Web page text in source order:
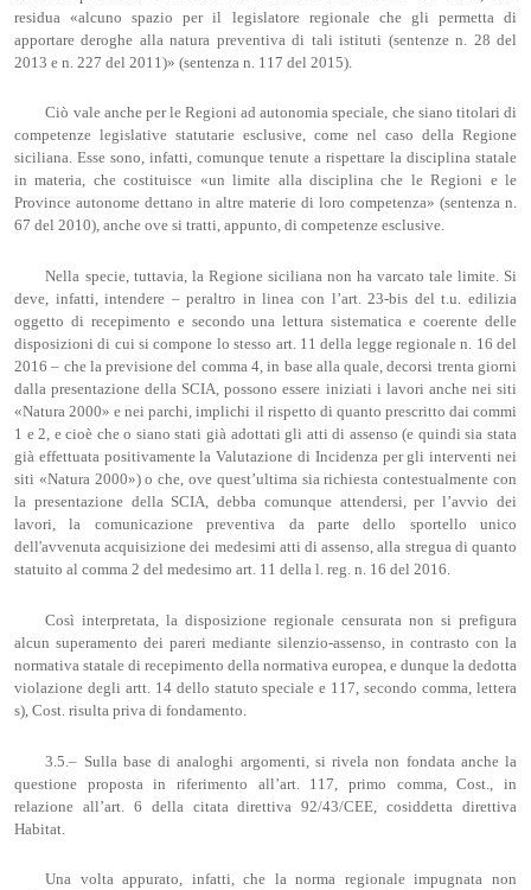
residua «alcuno spazio per il legislatore regionale che gli permetta di
apportare deroghe alla natura preventiva di tali istituti (sentenze n. 28 del
2013 e n. 227 del 2011)» (sentenza n. 117 del 2015).
Ciò vale anche per le Regioni ad autonomia speciale, che siano titolari di
competenze legislative statutarie esclusive, come nel caso della Regione
siciliana. Esse sono, infatti, comunque tenute a rispettare la disciplina statale
in materia, che costituisce «un limite alla disciplina che le Regioni e le
Province autonome dettano in altre materie di loro competenza» (sentenza n.
67 del 2010), anche ove si tratti, appunto, di competenze esclusive.
Nella specie, tuttavia, la Regione siciliana non ha varcato tale limite. Si
deve, infatti, intendere – peraltro in linea con l’art. 23-bis del t.u. edilizia
oggetto di recepimento e secondo una lettura sistematica e coerente delle
disposizioni di cui si compone lo stesso art. 11 della legge regionale n. 16 del
2016 – che la previsione del comma 4, in base alla quale, decorsi trenta giorni
dalla presentazione della SCIA, possono essere iniziati i lavori anche nei siti
«Natura 2000» e nei parchi, implichi il rispetto di quanto prescritto dai commi
1 e 2, e cioè che o siano stati già adottati gli atti di assenso (e quindi sia stata
già effettuata positivamente la Valutazione di Incidenza per gli interventi nei
siti «Natura 2000») o che, ove quest’ultima sia richiesta contestualmente con
la presentazione della SCIA, debba comunque attendersi, per l’avvio dei
lavori, la comunicazione preventiva da parte dello sportello unico
dell'avvenuta acquisizione dei medesimi atti di assenso, alla stregua di quanto
statuito al comma 2 del medesimo art. 11 della l. reg. n. 16 del 2016.
Così interpretata, la disposizione regionale censurata non si prefigura
alcun superamento dei pareri mediante silenzio-assenso, in contrasto con la
normativa statale di recepimento della normativa europea, e dunque la dedotta
violazione degli artt. 14 dello statuto speciale e 117, secondo comma, lettera
s), Cost. risulta priva di fondamento.
3.5.– Sulla base di analoghi argomenti, si rivela non fondata anche la
questione proposta in riferimento all’art. 117, primo comma, Cost., in
relazione all’art. 6 della citata direttiva 92/43/CEE, cosiddetta direttiva
Habitat.
Una volta appurato, infatti, che la norma regionale impugnata non